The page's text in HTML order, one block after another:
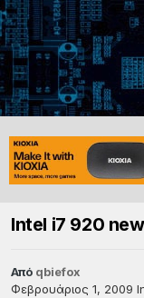
Intel i7 920
Από qbiefox
Φεβρουάριος 1, 2009